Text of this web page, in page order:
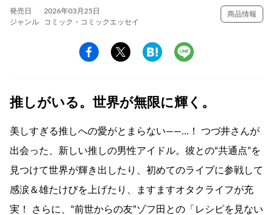
発売日
2026年03月25日
ジャンル
コミック・コミックエッセイ
商品情報
推しがいる。世界が無限に輝く。
美しすぎる推しへの愛がとまらない――…！ つづ井さんが
出会った、新しい推しの男性アイドル。彼との“共通点”を
見つけて世界が輝き出したり、初めてのライブに参戦して
感涙＆雄たけびを上げたり、ますますオタクライフが充
実！ さらに、“前世からの友”ゾフ田との「レシピを見ない